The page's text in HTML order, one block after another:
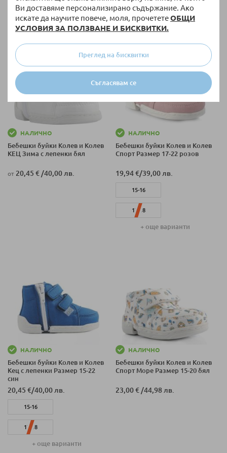
Ви доставяме персонализирано съдържание. Ако
искате да научите повече, моля, прочететеОБЩИ
УСЛОВИЯ ЗА ПОЛЗВАНЕ И БИСКВИТКИ.
Съгласявам се
Преглед на бисквитки
+ още варианти
НАЛИЧНО
Бебешки буйки Колев и Колев
КЕЦ Зима с лепенки бял
от 20,45 €/40,00 лв.
НАЛИЧНО
Бебешки буйки Колев и Колев
Спорт Размер 17-22 розов
19,94 €/39,00 лв.
15-16
17-18
+ още варианти
НАЛИЧНО
Бебешки буйки Колев и Колев
Кец с лепенки Размер 15-22
син
20,45 €/40,00 лв.
15-16
17-18
19-20
+ още варианти
НАЛИЧНО
Бебешки буйки Колев и Колев
Спорт Море Размер 15-20 бял
23,00 € /44,98 лв.